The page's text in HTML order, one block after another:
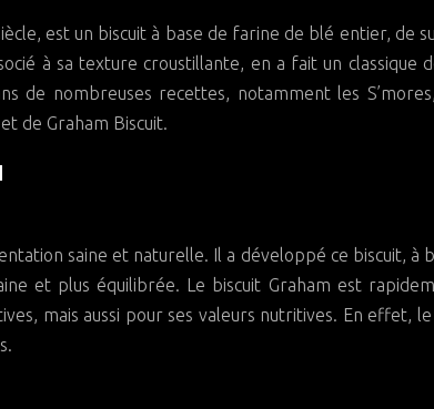
est un biscuit à base de farine de blé entier, de
à sa texture croustillante, en a fait un classique
de nombreuses recettes, notamment les
de Graham Biscuit.
saine et naturelle. Il a développé ce biscuit, à
et plus équilibrée. Le biscuit Graham est
mais aussi pour ses valeurs nutritives. En effet,